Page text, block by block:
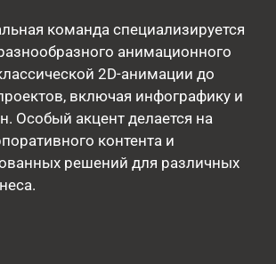
команда специализируется
анимационного
2D-анимации до
включая инфографику и
Особый акцент делается на
контента и
решений для различных